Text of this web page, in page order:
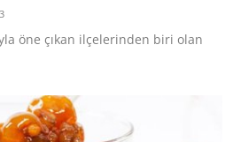
öne çıkan ilçelerinden biri olan